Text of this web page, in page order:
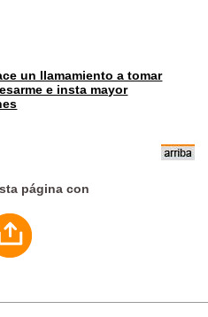
un llamamiento a tomar
e insta mayor
página con